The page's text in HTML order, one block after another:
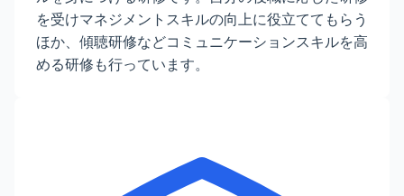
を受けマネジメントスキルの向上に役立ててもらう
ほか、傾聴研修などコミュニケーションスキルを高
める研修も行っています。